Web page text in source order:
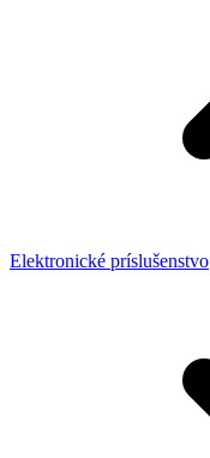
Elektronické príslušenstvo